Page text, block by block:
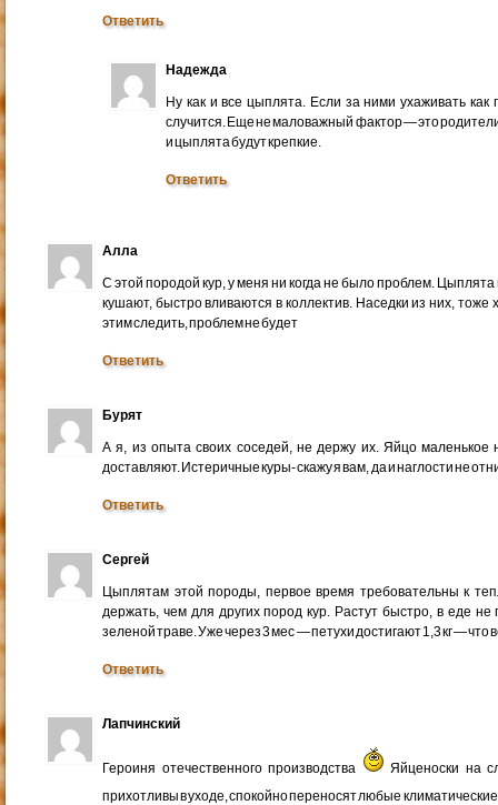
Ответить
Надежда
Ну как и все цыплята. Если за ними ухаживать
случится. Еще не маловажный фактор — это
и цыплята будут крепкие.
Ответить
Алла
С этой породой кур, у меня ни когда не было проблем.
кушают, быстро вливаются в коллектив. Наседки из них,
этим следить, проблем не будет
Ответить
Бурят
А я, из опыта своих соседей, не держу их. Яйцо маленькое
доставляют. Истеричные куры- скажу я вам, да и наглости не
Ответить
Сергей
Цыплятам этой породы, первое время требовательны к
держать, чем для других пород кур. Растут быстро, в еде
зеленой траве. Уже через 3 мес — петухи достигают 1,3 кг — что
Ответить
Лапчинский
Героиня отечественного производства
Яйценоски на
прихотливы в уходе, спокойно переносят любые